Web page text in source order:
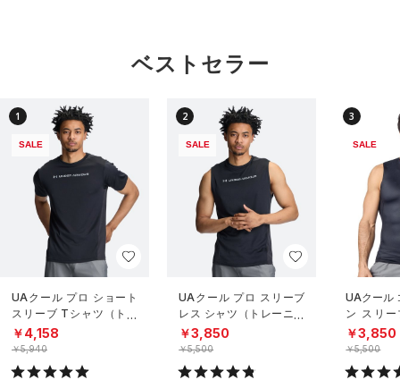
ベストセラー
1
SALE
UAクール プロ ショート
スリーブ Tシャツ（トレ
ーニング/MEN）
￥4,158
￥5,940
2
SALE
UAクール プロ スリーブ
レス シャツ（トレーニン
グ/MEN）
￥3,850
￥5,500
3
SALE
UAクール
ン スリ
（トレー
￥3,850
￥5,500